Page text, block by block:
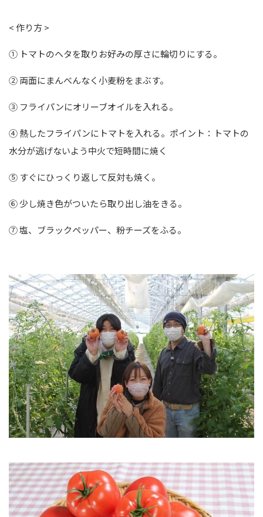
< 作り方 >
① トマトのヘタを取りお好みの厚さに輪切りにする。
② 両面にまんべんなく小麦粉をまぶす。
③ フライパンにオリーブオイルを入れる。
④ 熱したフライパンにトマトを入れる。ポイント：トマトの
水分が逃げないよう中火で短時間に焼く
⑤ すぐにひっくり返して反対も焼く 。
⑥ 少し焼き色がついたら取り出し油をきる。
⑦ 塩、ブラックペッパー、粉チーズをふる。